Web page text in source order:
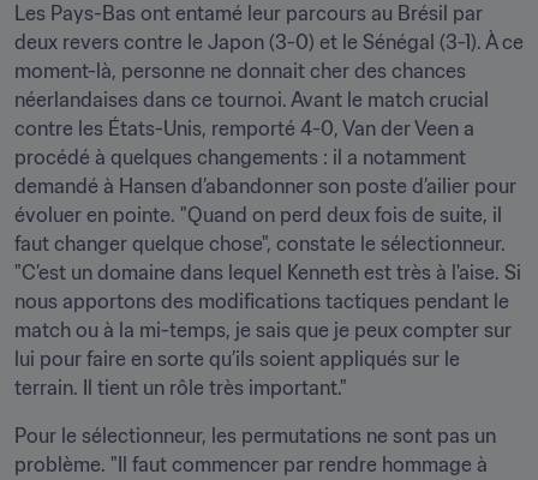
Les Pays-Bas ont entamé leur parcours au Brésil par
deux revers contre le Japon (3-0) et le Sénégal (3-1). À ce
moment-là, personne ne donnait cher des chances
néerlandaises dans ce tournoi. Avant le match crucial
contre les États-Unis, remporté 4-0, Van der Veen a
procédé à quelques changements : il a notamment
demandé à Hansen d’abandonner son poste d’ailier pour
évoluer en pointe. "Quand on perd deux fois de suite, il
faut changer quelque chose", constate le sélectionneur.
"C’est un domaine dans lequel Kenneth est très à l'aise. Si
nous apportons des modifications tactiques pendant le
match ou à la mi-temps, je sais que je peux compter sur
lui pour faire en sorte qu’ils soient appliqués sur le
terrain. Il tient un rôle très important."
Pour le sélectionneur, les permutations ne sont pas un
problème. "Il faut commencer par rendre hommage à